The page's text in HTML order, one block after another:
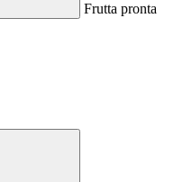
Frutta pronta